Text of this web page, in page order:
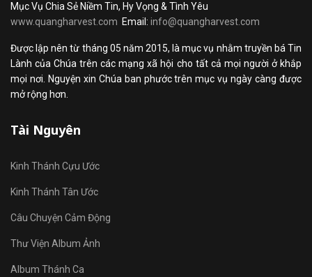
Mục Vụ Chia Sẻ Niềm Tin, Hy Vọng & Tình Yêu
www.quangharvest.com Email: info@quangharvest.com
Được lập nên từ tháng 05 năm 2015, là mục vụ nhằm truyền bá Tin
Lành của Chúa trên các mạng xã hội cho tất cả mọi người ở khắp
mọi nơi. Nguyện xin Chúa ban phước trên mục vụ ngày càng được
mở rộng hơn.
Tài Nguyên
Kinh Thánh Cựu Ước
Kinh Thánh Tân Ước
Câu Chuyện Cảm Động
Thư Viện Album Ảnh
Album Thánh Ca